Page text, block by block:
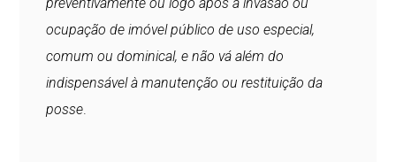
ocupação de imóvel público de uso especial,
comum ou dominical, e não vá além do
indispensável à manutenção ou restituição da
posse.